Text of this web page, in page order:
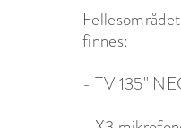
finnes:
- TV 135"